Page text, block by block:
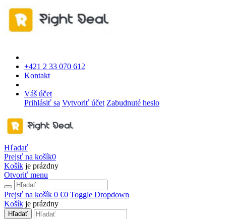
+421 2 33 070 612
Kontakt
Váš účet
Prihlásiť sa Vytvoriť účet Zabudnuté heslo
Hľadať
Prejsť na košík0
Košík je prázdny
Otvoriť menu
Prejsť na košík 0 €0 Toggle Dropdown
Košík je prázdny
Hľadať